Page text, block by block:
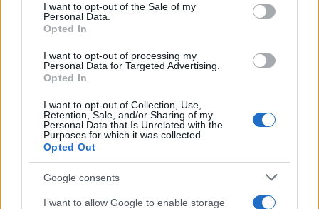
I want to opt-out of the Sale of my
Personal Data.
Opted In
I want to opt-out of processing my
Personal Data for Targeted Advertising.
Opted In
I want to opt-out of Collection, Use,
Retention, Sale, and/or Sharing of my
Personal Data that Is Unrelated with the
Purposes for which it was collected.
Opted Out
Google consents
I want to allow Google to enable storage
Una relazione privata entra nel circuito mediatico,
viene evocata pubblicamente, si intreccia — anche
solo per coincidenza temporale — con una
inevitabilmente sotto la lente dei giornali
Non perché vi sia necessariamente un illecito, ma
perché si crea un cortocircuito tra ciò che